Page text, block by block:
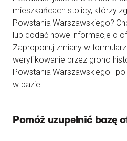
mieszkańcach stolicy, którzy
Powstania Warszawskiego?
lub dodać nowe informacje o
Zaproponuj zmiany w
weryfikowanie przez grono
Powstania Warszawskiego i po
w bazie
Pomóż uzupełnić bazę